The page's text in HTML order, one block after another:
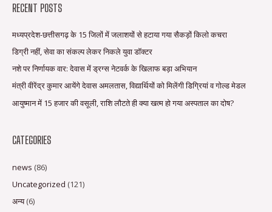
RECENT POSTS
मध्यप्रदेश-छत्तीसगढ़ के 15 जिलों में जलाशयों से हटाया गया सैकड़ों किलो कचरा
डिग्री नहीं, सेवा का संकल्प लेकर निकले युवा डॉक्टर
नशे पर निर्णायक वार: देवास में ड्रग्स नेटवर्क के खिलाफ बड़ा अभियान
मंत्री वीरेंद्र कुमार आयेंगे देवास अमलतास, विद्यार्थियों को मिलेंगी डिग्रियां व गोल्ड मेडल
आयुष्मान में 15 हजार की वसूली, राशि लौटते ही क्या खत्म हो गया अस्पताल का दोष?
CATEGORIES
news (86)
Uncategorized (121)
अन्य(6)